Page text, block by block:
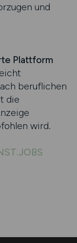
und
Plattform
beruflichen
die
wird.